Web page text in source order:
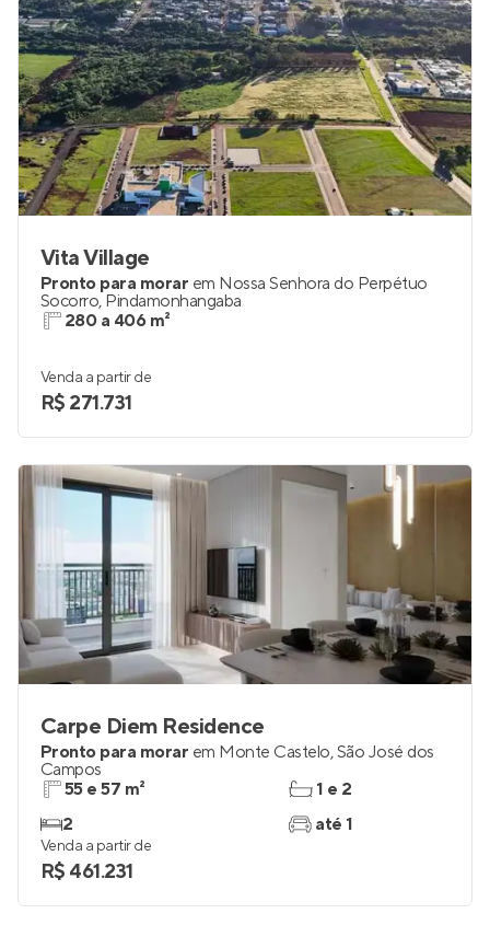
Vita Village
Pronto para morar em Nossa Senhora do Perpétuo
Socorro, Pindamonhangaba
280 a 406 m²
Venda a partir de
R$ 271.731
Carpe Diem Residence
Pronto para morar em Monte Castelo,São José dos
Campos
55 e 57 m²
2
1 e 2
até 1
Venda a partir de
R$ 461.231